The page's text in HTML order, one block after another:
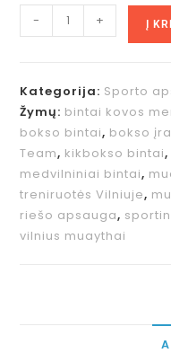
- + Į
Kategorija: Sporto
Žymų: bintai kovos
bokso bintai, bokso
Team, kikbokso bintai,
medvilniniai bintai,
treniruotės Vilniuje,
riešo apsauga,
vilnius muaythai